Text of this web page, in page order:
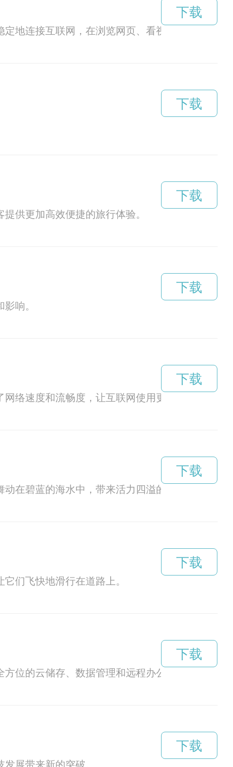
地连接互联网，在浏览网页、看视频、玩游戏等
下载
下载
供更加高效便捷的旅行体验。
下载
响。
下载
络速度和流畅度，让互联网使用更加快速、稳定
下载
在碧蓝的海水中，带来活力四溢的旋律，在大海
下载
们飞快地滑行在道路上。
下载
位的云储存、数据管理和远程办公服务。
下载
展带来新的突破。
下载